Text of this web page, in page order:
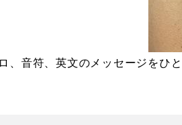
、音符、英文のメッセージをひ